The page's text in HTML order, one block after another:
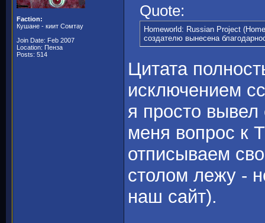
Faction:
Кушане - киит Сомтау
Join Date: Feb 2007
Location: Пенза
Posts: 514
Quote:
Homeworld: Russian Project
создателю вынесена
Цитата
исключением
я просто
меня вопрос к
отписываем
столом лежу -
наш сайт).